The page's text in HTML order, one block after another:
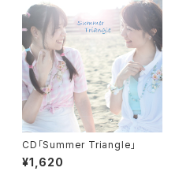
CD「Summer Triangle」
¥1,620